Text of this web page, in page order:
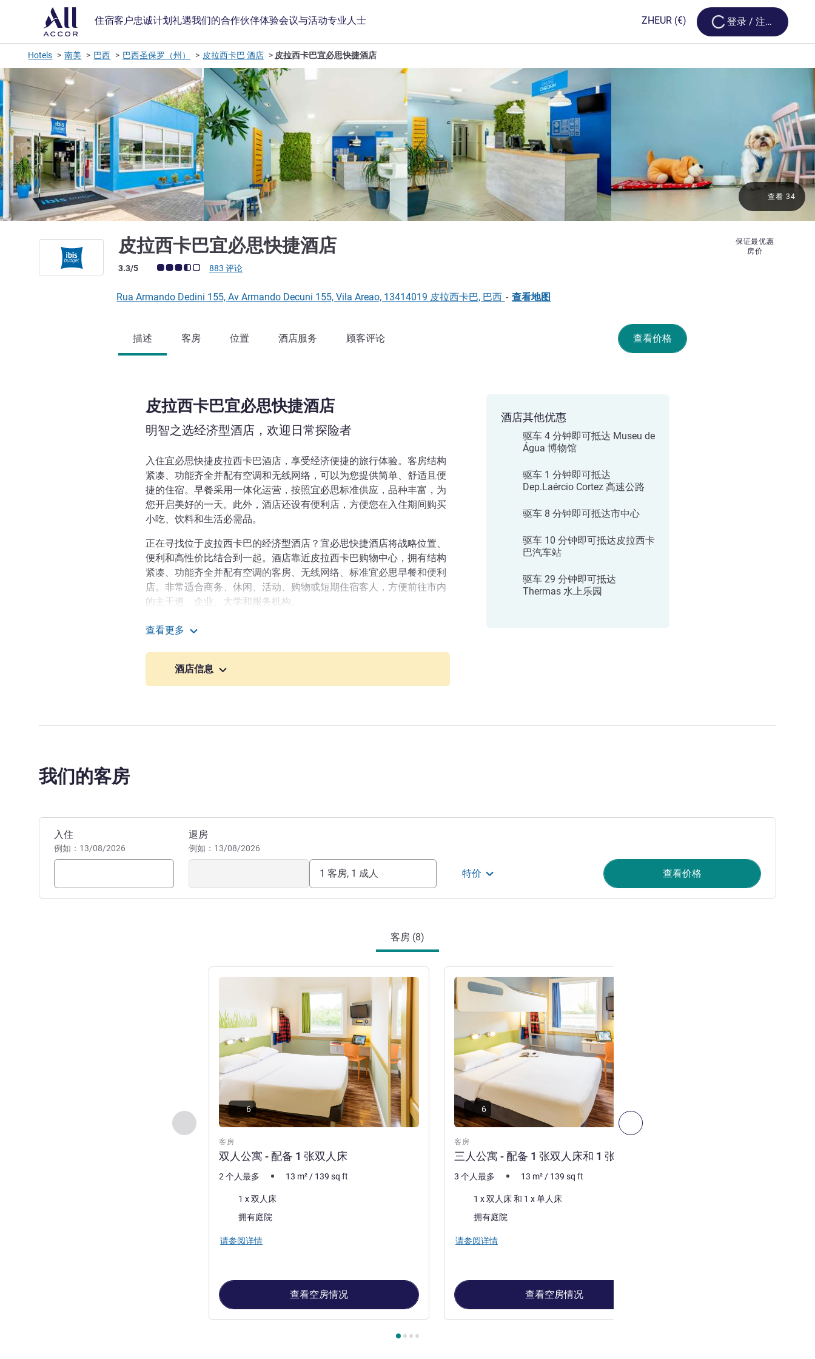
住宿客户忠诚计划礼遇我们的合作伙伴体验会议与活动专业人士 ZHEUR (€) Loading...
登录 / 注册
Hotels 南美 巴西 巴西圣保罗（州） 皮拉西卡巴 酒店 皮拉西卡巴宜必思快捷酒店
皮拉西卡巴宜必思快捷酒店
客户意见评级 (ALL 评级)
3.3/5 883 评论
保证最优惠
房价
查看 34
Rua Armando Dedini 155, Av Armando Decuni 155, Vila Areao, 13414019 皮拉西卡巴, 巴西 - 查看地图
查看价格
描述 客房 位置 酒店服务 顾客评论
皮拉西卡巴宜必思快捷酒店
明智之选经济型酒店，欢迎日常探险者
入住宜必思快捷皮拉西卡巴酒店，享受经济便捷的旅行体验。客房结构
紧凑、功能齐全并配有空调和无线网络，可以为您提供简单、舒适且便
捷的住宿。早餐采用一体化运营，按照宜必思标准供应，品种丰富，为
您开启美好的一天。此外，酒店还设有便利店，方便您在入住期间购买
小吃、饮料和生活必需品。
正在寻找位于皮拉西卡巴的经济型酒店？宜必思快捷酒店将战略位置、
便利和高性价比结合到一起。酒店靠近皮拉西卡巴购物中心，拥有结构
紧凑、功能齐全并配有空调的客房、无线网络、标准宜必思早餐和便利
店。非常适合商务、休闲、活动、购物或短期住宿客人，方便前往市内
的主干道、企业、大学和服务机构。
舒适地探索皮拉西卡巴。这座城市拥有诸多企业、大学、美食和传统景
这座城市。
ENRIQUE VILLALOBOS 酒店管理
查看更多
酒店信息
酒店其他优惠
驱车 4 分钟即可抵达 Museu de
Água 博物馆
驱车 1 分钟即可抵达
Dep.Laércio Cortez 高速公路
驱车 8 分钟即可抵达市中心
驱车 10 分钟即可抵达皮拉西卡
巴汽车站
驱车 29 分钟即可抵达
Thermas 水上乐园
我们的客房
预订此酒店
入住
例如：13/08/2026
退房
例如：13/08/2026
1 客房, 1 成人 特价 查看价格
客房 (8)
上一个 - 客房 下一个 - 客房
客房
双人公寓 - 配备 1 张双人床
请参阅详情
6
2 个人最多 13 m² / 139 sq ft
床上用品1 x 双人床
拥有庭院
请参阅详情
查看空房情况
客房
三人公寓 - 配备 1 张双人床和 1 张折叠床
请参阅详情
6
3 个人最多 13 m² / 139 sq ft
床上用品
1 x 双人床 和 1 x 单人床
拥有庭院
请参阅详情
查看空房情况